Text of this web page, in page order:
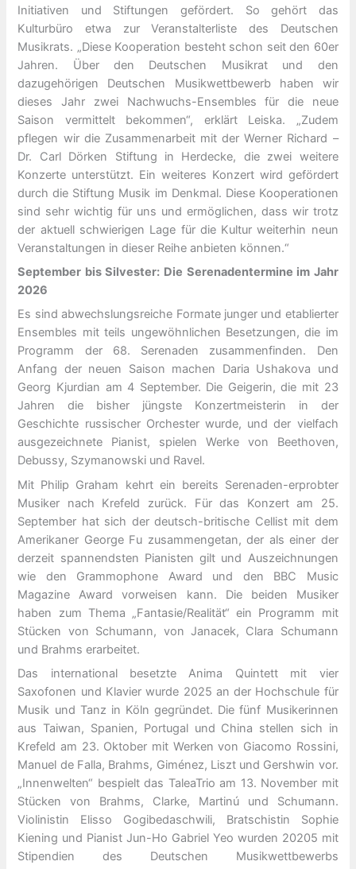
Initiativen und Stiftungen gefördert. So gehört das
Kulturbüro etwa zur Veranstalterliste des Deutschen
Musikrats. „Diese Kooperation besteht schon seit den 60er
Jahren. Über den Deutschen Musikrat und den
dazugehörigen Deutschen Musikwettbewerb haben wir
dieses Jahr zwei Nachwuchs-Ensembles für die neue
Saison vermittelt bekommen“, erklärt Leiska. „Zudem
pflegen wir die Zusammenarbeit mit der Werner Richard –
Dr. Carl Dörken Stiftung in Herdecke, die zwei weitere
Konzerte unterstützt. Ein weiteres Konzert wird gefördert
durch die Stiftung Musik im Denkmal. Diese Kooperationen
sind sehr wichtig für uns und ermöglichen, dass wir trotz
der aktuell schwierigen Lage für die Kultur weiterhin neun
Veranstaltungen in dieser Reihe anbieten können.“
September bis Silvester: Die Serenadentermine im Jahr
2026
Es sind abwechslungsreiche Formate junger und etablierter
Ensembles mit teils ungewöhnlichen Besetzungen, die im
Programm der 68. Serenaden zusammenfinden. Den
Anfang der neuen Saison machen Daria Ushakova und
Georg Kjurdian am 4 September. Die Geigerin, die mit 23
Jahren die bisher jüngste Konzertmeisterin in der
Geschichte russischer Orchester wurde, und der vielfach
ausgezeichnete Pianist, spielen Werke von Beethoven,
Debussy, Szymanowski und Ravel.
Mit Philip Graham kehrt ein bereits Serenaden-erprobter
Musiker nach Krefeld zurück. Für das Konzert am 25.
September hat sich der deutsch-britische Cellist mit dem
Amerikaner George Fu zusammengetan, der als einer der
derzeit spannendsten Pianisten gilt und Auszeichnungen
wie den Grammophone Award und den BBC Music
Magazine Award vorweisen kann. Die beiden Musiker
haben zum Thema „Fantasie/Realität“ ein Programm mit
Stücken von Schumann, von Janacek, Clara Schumann
und Brahms erarbeitet.
Das international besetzte Anima Quintett mit vier
Saxofonen und Klavier wurde 2025 an der Hochschule für
Musik und Tanz in Köln gegründet. Die fünf Musikerinnen
aus Taiwan, Spanien, Portugal und China stellen sich in
Krefeld am 23. Oktober mit Werken von Giacomo Rossini,
Manuel de Falla, Brahms, Giménez, Liszt und Gershwin vor.
„Innenwelten“ bespielt das TaleaTrio am 13. November mit
Stücken von Brahms, Clarke, Martinú und Schumann.
Violinistin Elisso Gogibedaschwili, Bratschistin Sophie
Kiening und Pianist Jun-Ho Gabriel Yeo wurden 20205 mit
Stipendien des Deutschen Musikwettbewerbs